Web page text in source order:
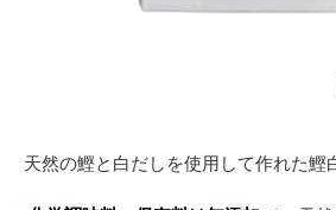
天然の鰹と白だしを使用して作れた鰹